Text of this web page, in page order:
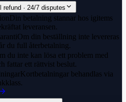
refund · 24/7 disputes
Din betalning stannar hos igitems
leveransen.
Om din beställning inte levereras
du full återbetalning.
du inte kan lösa ett problem med
fattar ett rättvist beslut.
Kortbetalningar behandlas via